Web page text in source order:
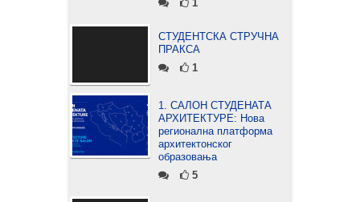
1
СТУДЕНТСКА СТРУЧНА
ПРАКСА
1
1. САЛОН СТУДЕНАТА
АРХИТЕКТУРЕ: Нова
регионална платформа
архитектонског
образовања
5